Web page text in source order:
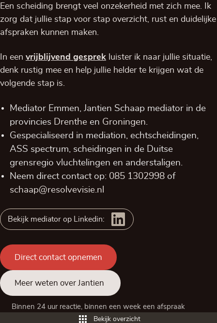
Een scheiding brengt veel onzekerheid met zich mee. Ik
zorg dat jullie stap voor stap overzicht, rust en duidelijke
afspraken kunnen maken.
In een vrijblijvend gesprek luister ik naar jullie situatie,
denk rustig mee en help jullie helder te krijgen wat de
volgende stap is.
Mediator Emmen, Jantien Schaap mediator in de
provincies Drenthe en Groningen.
Gespecialiseerd in mediation, echtscheidingen,
ASS spectrum, scheidingen in de Duitse
grensregio vluchtelingen en anderstaligen.
Neem direct contact op: 085 1302998 of
schaap@resolvevisie.nl
Bekijk mediator op Linkedin:
Direct contact opnemen
Meer weten over Jantien
Binnen 24 uur reactie, binnen een week een afspraak
Bekijk overzicht